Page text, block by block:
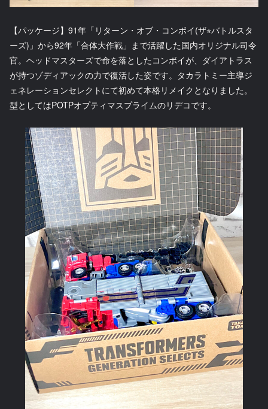
【パッケージ】91年「リターン・オブ・コンボイ(ザ⭐︎バトルスタ
ーズ)」から92年「合体大作戦」まで活躍した国内オリジナル司令
官。ヘッドマスターズで命を落としたコンボイが、ダイアトラス
が持つゾディアックの力で復活した姿です。タカラトミー主導ジ
ェネレーションセレクトにて初めて本格リメイクとなりました。
型としてはPOTPオプティマスプライムのリデコです。